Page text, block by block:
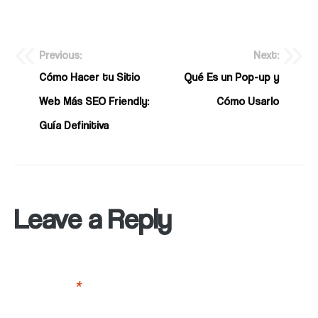
Previous:
Cómo Hacer tu Sitio
Web Más SEO Friendly:
Guía Definitiva
Next:
Qué Es un Pop-up y
Cómo Usarlo
Leave a Reply
*